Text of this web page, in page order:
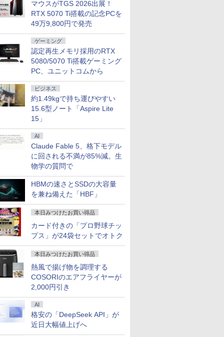
マウスがTGS 2026出展！
RTX 5070 Ti搭載の記念PCを
49万9,800円で発売
ゲーミング
認定再生メモリ採用のRTX
5080/5070 Ti搭載ゲーミング
PC、ユニットコムから
ビジネス
約1.49kgで持ち運びやすい
15.6型ノート「Aspire Lite
15」
AI
Claude Fable 5、格下モデル
に回される不満が85%減。生
物学の質問で
HBMの速さとSSDの大容量
を兼ね備えた「HBF」
本日みつけたお買い得品
カード付きの「プロ野球チッ
プス」が24袋セットでオトク
本日みつけたお買い得品
熱風で揚げ物を調理する
COSORIのエアフライヤーが
2,000円引き
AI
格安の「DeepSeek API」が
近日大幅値上げへ